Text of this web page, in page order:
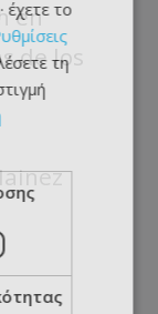
en
de los
έχετε το
τη